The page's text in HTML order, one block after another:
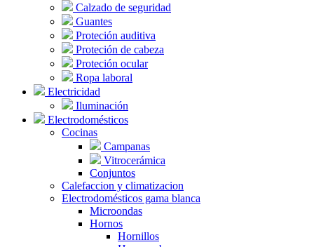
Calzado de seguridad
Guantes
Proteción auditiva
Proteción de cabeza
Proteción ocular
Ropa laboral
Electricidad
Iluminación
Electrodomésticos
Cocinas
Campanas
Vitrocerámica
Conjuntos
Calefaccion y climatizacion
Electrodomésticos gama blanca
Microondas
Hornos
Hornillos